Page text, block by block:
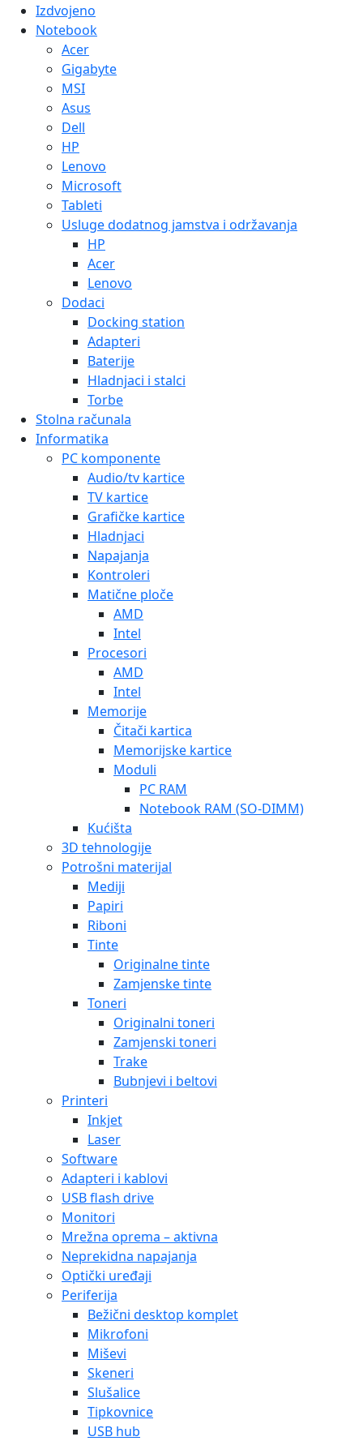
Izdvojeno
Notebook
Acer
Gigabyte
MSI
Asus
Dell
HP
Lenovo
Microsoft
Tableti
Usluge dodatnog jamstva i održavanja
HP
Acer
Lenovo
Dodaci
Docking station
Adapteri
Baterije
Hladnjaci i stalci
Torbe
Stolna računala
Informatika
PC komponente
Audio/tv kartice
TV kartice
Grafičke kartice
Hladnjaci
Napajanja
Kontroleri
Matične ploče
AMD
Intel
Procesori
AMD
Intel
Memorije
Čitači kartica
Memorijske kartice
Moduli
PC RAM
Notebook RAM (SO-DIMM)
Kućišta
3D tehnologije
Potrošni materijal
Mediji
Papiri
Riboni
Tinte
Originalne tinte
Zamjenske tinte
Toneri
Originalni toneri
Zamjenski toneri
Trake
Bubnjevi i beltovi
Printeri
Inkjet
Laser
Software
Adapteri i kablovi
USB flash drive
Monitori
Mrežna oprema – aktivna
Neprekidna napajanja
Optički uređaji
Periferija
Bežični desktop komplet
Mikrofoni
Miševi
Skeneri
Slušalice
Tipkovnice
USB hub